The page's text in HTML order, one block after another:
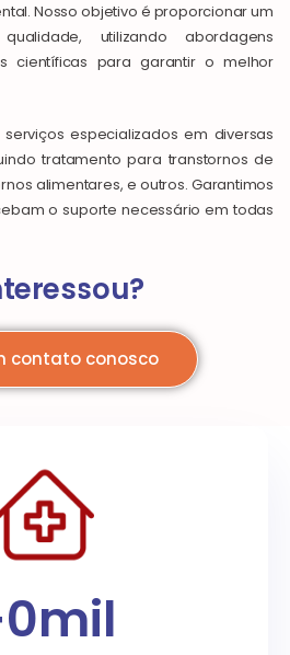
Nosso objetivo é proporcionar um
utilizando abordagens
científicas para garantir o melhor
serviços especializados em diversas
tratamento para transtornos de
alimentares, e outros. Garantimos
o suporte necessário em todas
contato conosco
0mil